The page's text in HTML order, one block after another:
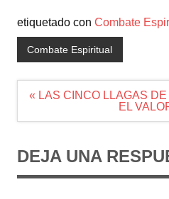
etiquetado con Combate
Combate Espiritual
Navegación
« LAS CINCO LLAGAS
EL
DEJA UNA